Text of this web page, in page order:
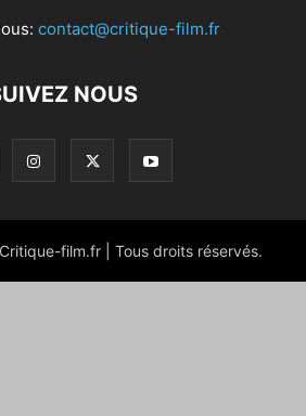
contact@critique-film.fr
NOUS
film.fr | Tous droits réservés.